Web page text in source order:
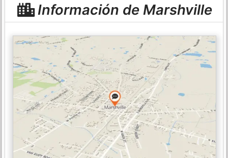
Información de Marshville